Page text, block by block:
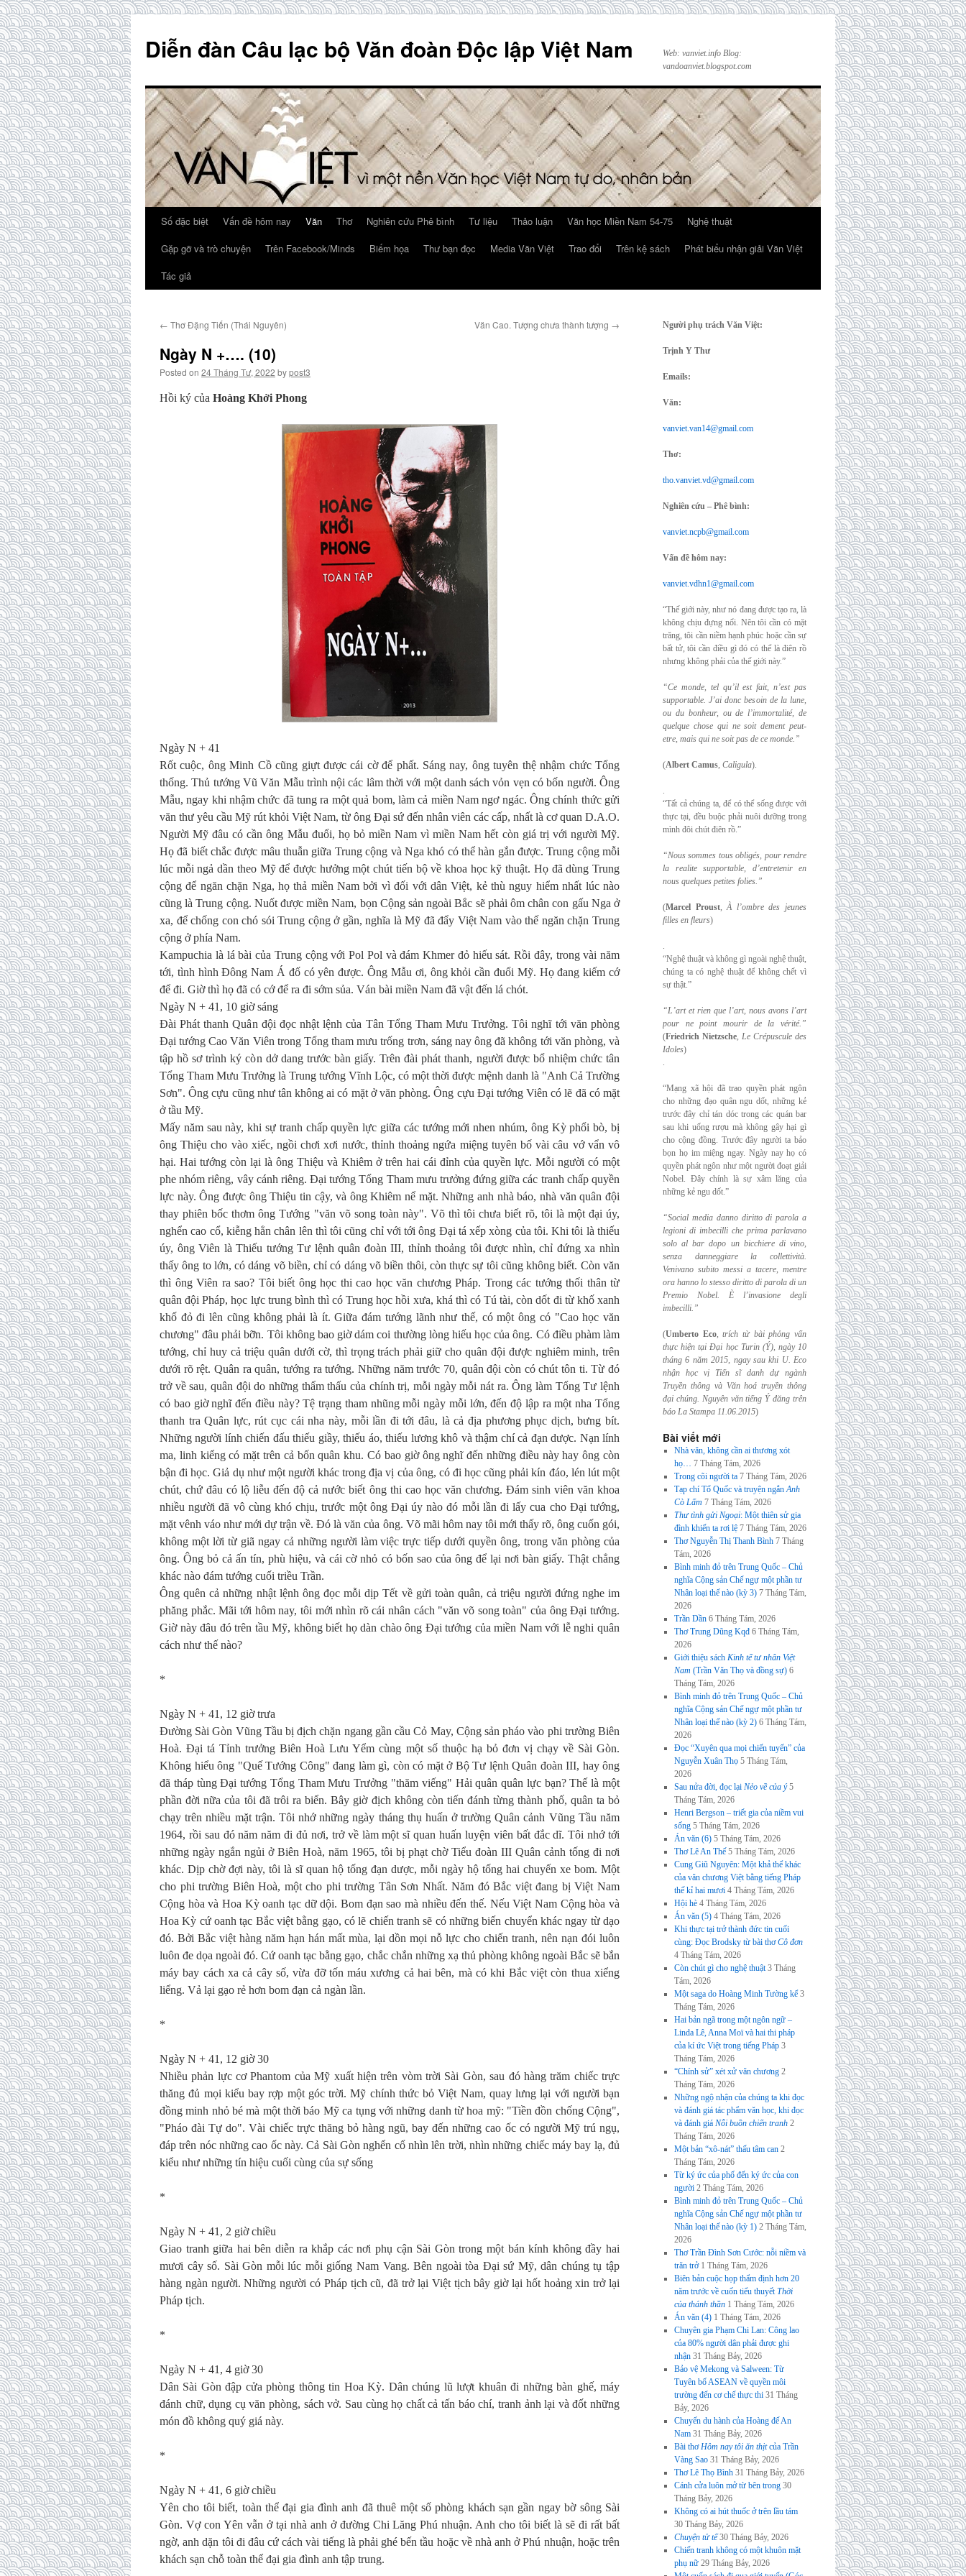
content
Diễn đàn Câu lạc bộ Văn đoàn Độc lập Việt Nam
Web: vanviet.info Blog:
vandoanviet.blogspot.com
Số đặc biệt Vấn đề hôm nay Văn Thơ Nghiên cứu Phê bình Tư liệu Thảo luận Văn học Miền Nam 54-75
Nghệ thuật
Gặp gỡ và trò chuyện
Trên Facebook/Minds Biếm họa Thư bạn đọc Media Văn Việt Trao đổi Trên kệ sách
Phát biểu nhận giải Văn Việt
Tác giả
← Thơ Đặng Tiến (Thái Nguyên) Văn Cao. Tượng chưa thành tượng →
Ngày N +…. (10)
Posted on 24 Tháng Tư, 2022 bypost3
Hồi ký của Hoàng Khởi Phong
Ngày N + 41
Rốt cuộc, ông Minh Cồ cũng giựt được cái cờ để phất. Sáng nay, ông tuyên thệ nhậm chức Tổng
thống. Thủ tướng Vũ Văn Mẫu trình nội các lâm thời với một danh sách vỏn vẹn có bốn người. Ông
Mẫu, ngay khi nhậm chức đã tung ra một quả bom, làm cả miền Nam ngơ ngác. Ông chính thức gửi
văn thư yêu cầu Mỹ rút khỏi Việt Nam, từ ông Đại sứ đến nhân viên các cấp, nhất là cơ quan D.A.O.
Người Mỹ đâu có cần ông Mẫu đuổi, họ bỏ miền Nam vì miền Nam hết còn giá trị với người Mỹ.
Họ đã biết chắc được mâu thuẫn giữa Trung cộng và Nga khó có thể hàn gắn được. Trung cộng mỗi
lúc mỗi ngả dần theo Mỹ để được hưởng một chút tiến bộ về khoa học kỹ thuật. Họ đã dùng Trung
cộng để ngăn chặn Nga, họ thả miền Nam bởi vì đối với dân Việt, kẻ thù nguy hiểm nhất lúc nào
cũng là Trung cộng. Nuốt được miền Nam, bọn Cộng sản ngoài Bắc sẽ phải ôm chân con gấu Nga ở
xa, để chống con chó sói Trung cộng ở gần, nghĩa là Mỹ đã đẩy Việt Nam vào thế ngăn chặn Trung
cộng ở phía Nam.
Kampuchia là lá bài của Trung cộng với Pol Pol và đám Khmer đỏ hiếu sát. Rồi đây, trong vài năm
tới, tình hình Đông Nam Á đố có yên được. Ông Mẫu ơi, ông khỏi cần đuổi Mỹ. Họ đang kiếm cớ
để đi. Giờ thì họ đã có cớ để ra đi sớm sủa. Ván bài miền Nam đã vật đến lá chót.
Ngày N + 41, 10 giờ sáng
Đài Phát thanh Quân đội đọc nhật lệnh của Tân Tổng Tham Mưu Trưởng. Tôi nghĩ tới văn phòng
Đại tướng Cao Văn Viên trong Tổng tham mưu trống trơn, sáng nay ông đã không tới văn phòng, và
tập hồ sơ trình ký còn dở dang trước bàn giấy. Trên đài phát thanh, người được bổ nhiệm chức tân
Tổng Tham Mưu Trưởng là Trung tướng Vĩnh Lộc, có một thời được mệnh danh là "Anh Cả Trường
Sơn". Ông cựu cũng như tân không ai có mặt ở văn phòng. Ông cựu Đại tướng Viên có lẽ đã có mặt
ở tầu Mỹ.
Mấy năm sau này, khi sự tranh chấp quyền lực giữa các tướng mới nhen nhúm, ông Kỳ phổi bò, bị
ông Thiệu cho vào xiếc, ngồi chơi xơi nước, thỉnh thoảng ngứa miệng tuyên bố vài câu vớ vẩn vô
hại. Hai tướng còn lại là ông Thiệu và Khiêm ở trên hai cái đỉnh của quyền lực. Mỗi người có một
phe nhóm riêng, vây cánh riêng. Đại tướng Tổng Tham mưu trưởng đứng giữa các tranh chấp quyền
lực này. Ông được ông Thiệu tin cậy, và ông Khiêm nể mặt. Những anh nhà báo, nhà văn quân đội
thay phiên bốc thơm ông Tướng "văn võ song toàn này". Võ thì tôi chưa biết rõ, tôi là một đại úy,
nghển cao cổ, kiễng hẳn chân lên thì tôi cũng chỉ với tới ông Đại tá xếp xòng của tôi. Khi tôi là thiếu
úy, ông Viên là Thiếu tướng Tư lệnh quân đoàn III, thỉnh thoảng tôi được nhìn, chỉ đứng xa nhìn
thấy ông to lớn, có dáng võ biền, chỉ có dáng võ biền thôi, còn thực sự tôi cũng không biết. Còn văn
thì ông Viên ra sao? Tôi biết ông học thi cao học văn chương Pháp. Trong các tướng thối thân từ
quân đội Pháp, học lực trung bình thì có Trung học hồi xưa, khá thì có Tú tài, còn dốt đi từ khố xanh
khố đỏ đi lên cũng không phải là ít. Giữa đám tướng lãnh như thế, có một ông có "Cao học văn
chương" đâu phải bỡn. Tôi không bao giờ dám coi thường lòng hiếu học của ông. Có điều phàm làm
tướng, chỉ huy cả triệu quân dưới cờ, thì trọng trách phải giữ cho quân đội được nghiêm minh, trên
dưới rõ rệt. Quân ra quân, tướng ra tướng. Những năm trước 70, quân đội còn có chút tôn ti. Từ đó
trở về sau, quân đội do những thẩm thấu của chính trị, mỗi ngày mỗi nát ra. Ông làm Tổng Tư lệnh
có bao giờ nghĩ đến điều này? Tệ trạng tham nhũng mỗi ngày mỗi lớn, đến độ lập ra một nha Tổng
thanh tra Quân lực, rút cục cái nha này, mỗi lần đi tới đâu, là cả địa phương phục dịch, bưng bít.
Những người lính chiến đấu thiếu giầy, thiếu áo, thiếu lương khô và thậm chí cả đạn dược. Nạn lính
ma, linh kiểng có mặt trên cả bốn quân khu. Có bao giờ ông nghĩ đến những điều này hay ông còn
bận đi học. Giả dụ như một người khác trong địa vị của ông, có đi học cũng phải kín đáo, lén lút một
chút, chứ đâu có lộ liễu đến độ cả nước biết ông thi cao học văn chương. Đám sinh viên văn khoa
nhiều người đã vô cùng khó chịu, trước một ông Đại úy nào đó mỗi lần đi lấy cua cho Đại tướng,
mặt vênh váo như mới dự trận về. Đó là văn của ông. Võ mãi hôm nay tôi mới thấy rõ, ông cuốn gói,
không một lời từ giã ngay cả những người làm việc trực tiếp dưới quyền ông, trong văn phòng của
ông. Ông bỏ cả ấn tín, phù hiệu, và cái cờ nhỏ có bốn sao của ông để lại nơi bàn giấy. Thật chẳng
khác nào đám tướng cuối triều Trần.
Ông quên cả những nhật lệnh ông đọc mỗi dịp Tết về gửi toàn quân, cả triệu người đứng nghe im
phăng phắc. Mãi tới hôm nay, tôi mới nhìn rõ cái nhân cách "văn võ song toàn" của ông Đại tướng.
Giờ này đâu đó trên tầu Mỹ, không biết họ dàn chào ông Đại tướng của miền Nam với lễ nghi quân
cách như thế nào?
*
Ngày N + 41, 12 giờ trưa
Đường Sài Gòn Vũng Tầu bị địch chặn ngang gần cầu Cỏ May, Cộng sản pháo vào phi trường Biên
Hoà. Đại tá Tỉnh trưởng Biên Hoà Lưu Yểm cùng một số thuộc hạ bỏ đơn vị chạy về Sài Gòn.
Không hiểu ông "Quế Tướng Công" đang làm gì, còn có mặt ở Bộ Tư lệnh Quân đoàn III, hay ông
đã tháp tùng Đại tướng Tổng Tham Mưu Trưởng "thăm viếng" Hải quân quân lực bạn? Thế là một
phần đời nữa của tôi đã trôi ra biển. Bây giờ địch không còn tiến đánh từng thành phố, quân ta bỏ
chạy trên nhiều mặt trận. Tôi nhớ những ngày tháng thụ huấn ở trường Quân cảnh Vũng Tầu năm
1964, rồi sau đó năm năm đi đủ nơi, trở về làm một sĩ quan huấn luyện viên bất đắc dĩ. Tôi nhớ tới
những ngày ngắn ngủi ở Biên Hoà, năm 1965, tôi bị phạt chờ Tiểu đoàn III Quân cảnh tống đi nơi
khác. Dịp chờ đợi này, tôi là sĩ quan hộ tống đạn dược, mỗi ngày hộ tống hai chuyến xe bom. Một
cho phi trường Biên Hoà, một cho phi trường Tân Sơn Nhất. Năm đó Bắc việt đang bị Việt Nam
Cộng hòa và Hoa Kỳ oanh tạc dữ dội. Bom đạn sao mà nhiều đến thế. Nếu Việt Nam Cộng hòa và
Hoa Kỳ cứ oanh tạc Bắc việt bằng gạo, có lẽ chiến tranh sẽ có những biến chuyển khác ngay từ dạo
đó. Bởi Bắc việt hàng năm hạn hán mất mùa, lại dồn mọi nỗ lực cho chiến tranh, nên nạn đói luôn
luôn đe dọa ngoài đó. Cứ oanh tạc bằng gạo, chắc chắn những xạ thủ phòng không ngoài Bắc sẽ bắn
máy bay cách xa cả cây số, vừa đỡ tốn máu xương cả hai bên, mà có khi Bắc việt còn thua xiểng
liểng. Vả lại gạo rẻ hơn bom đạn cả ngàn lần.
*
Ngày N + 41, 12 giờ 30
Nhiều phản lực cơ Phantom của Mỹ xuất hiện trên vòm trời Sài Gòn, sau đó hàng trăm chiếc trực
thăng đủ mọi kiểu bay rợp một góc trời. Mỹ chính thức bỏ Việt Nam, quay lưng lại với người bạn
đồng minh nhỏ bé mà một thời báo Mỹ ca tụng với những danh từ hoa mỹ: "Tiền đồn chống Cộng",
"Pháo đài Tự do". Vài chiếc trực thăng bỏ hàng ngũ, bay đến những cao ốc có người Mỹ trú ngụ,
đáp trên nóc những cao ốc này. Cả Sài Gòn nghển cổ nhìn lên trời, nhìn những chiếc máy bay lạ, đủ
kiểu như những tín hiệu cuối cùng của sự sống
*
Ngày N + 41, 2 giờ chiều
Giao tranh giữa hai bên diễn ra khắp các nơi phụ cận Sài Gòn trong một bán kính không đầy hai
mươi cây số. Sài Gòn mỗi lúc mỗi giống Nam Vang. Bên ngoài tòa Đại sứ Mỹ, dân chúng tụ tập
hàng ngàn người. Những người có Pháp tịch cũ, đã trở lại Việt tịch bây giờ lại hốt hoảng xin trở lại
Pháp tịch.
*
Ngày N + 41, 4 giờ 30
Dân Sài Gòn đập cửa phòng thông tin Hoa Kỳ. Dân chúng lũ lượt khuân đi những bàn ghế, máy
đánh chữ, dụng cụ văn phòng, sách vở. Sau cùng họ chất cả tấn báo chí, tranh ảnh lại và đốt những
món đồ không quý giá này.
*
Ngày N + 41, 6 giờ chiều
Yên cho tôi biết, toàn thể đại gia đình anh đã thuê một số phòng khách sạn gần ngay bờ sông Sài
Gòn. Vợ con Yên vẫn ở tại nhà anh ở đường Chi Lăng Phú nhuận. Anh cho tôi biết là sẽ đi rất bất
ngờ, anh dặn tôi đi đâu cứ cách vài tiếng là phải ghé bến tầu hoặc về nhà anh ở Phú nhuận, hoặc trên
khách sạn chỗ toàn thể đại gia đình anh tập trung.
Người phụ trách Văn Việt:
Trịnh Y Thư
Emails:
Văn:
vanviet.van14@gmail.com
Thơ:
tho.vanviet.vd@gmail.com
Nghiên cứu – Phê bình:
vanviet.ncpb@gmail.com
Vấn đề hôm nay:
vanviet.vdhn1@gmail.com
“Thế giới này, như nó đang được tạo ra, là
không chịu đựng nổi. Nên tôi cần có mặt
trăng, tôi cần niềm hạnh phúc hoặc cần sự
bất tử, tôi cần điều gì đó có thể là điên rồ
nhưng không phải của thế giới này.”
“Ce monde, tel qu’il est fait, n’est pas
supportable. J’ai donc besoin de la lune,
ou du bonheur, ou de l’immortalité, de
quelque chose qui ne soit dement peut-
etre, mais qui ne soit pas de ce monde.”
(Albert Camus, Caligula).
.
“Tất cả chúng ta, để có thể sống được với
thực tại, đều buộc phải nuôi dưỡng trong
mình đôi chút điên rồ.”
“Nous sommes tous obligés, pour rendre
la realite supportable, d’entretenir en
nous quelques petites folies.”
(Marcel Proust,À l’ombre des jeunes
filles en fleurs)
.
“Nghệ thuật và không gì ngoài nghệ thuật,
chúng ta có nghệ thuật để không chết vì
sự thật.”
“L’art et rien que l’art, nous avons l’art
pour ne point mourir de la vérité.”
(Friedrich Nietzsche, Le Crépuscule des
Idoles)
.
“Mạng xã hội đã trao quyền phát ngôn
cho những đạo quân ngu dốt, những kẻ
trước đây chỉ tán dóc trong các quán bar
sau khi uống rượu mà không gây hại gì
cho cộng đồng. Trước đây người ta bảo
bọn họ im miệng ngay. Ngày nay họ có
quyền phát ngôn như một người đoạt giải
Nobel. Đây chính là sự xâm lăng của
những kẻ ngu dốt.”
“Social media danno diritto di parola a
legioni di imbecilli che prima parlavano
solo albar dopo un bicchiere di vino,
senza danneggiare la collettività.
Venivano subito messi a tacere, mentre
ora hanno lo stesso diritto di parola di un
Premio Nobel. È l’invasione degli
imbecilli.”
(Umberto Eco,trích từ bài phỏng vấn
thực hiện tại Đại học Turin (Ý), ngày 10
tháng 6 năm 2015, ngay sau khi U. Eco
nhận học vị Tiến sĩ danh dự ngành
Truyền thông và Văn hoá truyền thông
đại chúng. Nguyên văn tiếng Ý đăng trên
báo La Stampa 11.06.2015)
Bài viết mới
Nhà văn, không cần ai thương xót
họ… 7 Tháng Tám, 2026
Trong cõi người ta 7 Tháng Tám, 2026
Tạp chí Tổ Quốc và truyện ngắnAnh
Cò Lấm 7 Tháng Tám, 2026
Thư tình gửi Ngoại: Một thiên sử gia
đình khiến ta rơi lệ 7 Tháng Tám, 2026
Thơ Nguyễn Thị Thanh Bình 7 Tháng
Tám, 2026
Bình minh đỏ trên Trung Quốc – Chủ
nghĩa Cộng sản Chế ngự một phần tư
Nhân loại thế nào (kỳ 3) 7 Tháng Tám,
2026
Trần Dần 6 Tháng Tám, 2026
Thơ Trung Dũng Kqđ 6 Tháng Tám,
2026
Giới thiệu sách Kinh tế tư nhân Việt
Nam (Trần Văn Thọ và đồng sự) 6
Tháng Tám, 2026
Bình minh đỏ trên Trung Quốc – Chủ
nghĩa Cộng sản Chế ngự một phần tư
Nhân loại thế nào (kỳ 2) 6 Tháng Tám,
2026
Đọc “Xuyên qua mọi chiến tuyến” của
Nguyễn Xuân Thọ 5 Tháng Tám,
2026
Sau nửa đời, đọc lại Nẻo về của ý 5
Tháng Tám, 2026
Henri Bergson – triết gia của niềm vui
sống 5 Tháng Tám, 2026
Án văn (6) 5 Tháng Tám, 2026
Thơ Lê An Thế 5 Tháng Tám, 2026
Cung Giũ Nguyên: Một khả thể khác
của văn chương Việt bằng tiếng Pháp
thế kỉ hai mươi 4 Tháng Tám, 2026
Hội hè 4 Tháng Tám, 2026
Án văn (5) 4 Tháng Tám, 2026
Khi thực tại trở thành đức tin cuối
cùng: Đọc Brodsky từ bài thơCô đơn
4 Tháng Tám, 2026
Còn chút gì cho nghệ thuật 3 Tháng
Tám, 2026
Một saga do Hoàng Minh Tường kể 3
Tháng Tám, 2026
Hai bản ngã trong một ngôn ngữ –
Linda Lê, Anna Moï và hai thi pháp
của kí ức Việt trong tiếng Pháp 3
Tháng Tám, 2026
“Chính sử” xét xử văn chương 2
Tháng Tám, 2026
Những ngộ nhận của chúng ta khi đọc
và đánh giá tác phẩm văn học, khi đọc
và đánh giá Nỗi buồn chiến tranh 2
Tháng Tám, 2026
Một bản “xô-nát” thấu tâm can 2
Tháng Tám, 2026
Từ ký ức của phố đến ký ức của con
người 2 Tháng Tám, 2026
Bình minh đỏ trên Trung Quốc – Chủ
nghĩa Cộng sản Chế ngự một phần tư
Nhân loại thế nào (kỳ 1) 2 Tháng Tám,
2026
Thơ Trần Đình Sơn Cước: nỗi niềm và
trăn trở 1 Tháng Tám, 2026
Biên bản cuộc họp thẩm định hơn 20
năm trước về cuốn tiểu thuyếtThời
của thánh thần 1 Tháng Tám, 2026
Án văn (4) 1 Tháng Tám, 2026
Chuyên gia Phạm Chi Lan: Công lao
của 80% người dân phải được ghi
nhận 31 Tháng Bảy, 2026
Bảo vệ Mekong và Salween: Từ
Tuyên bố ASEAN về quyền môi
trường đến cơ chế thực thi 31 Tháng
Bảy, 2026
Chuyến du hành của Hoàng đế An
Nam 31 Tháng Bảy, 2026
Bài thơHôm nay tôi ăn thịtcủa Trần
Vàng Sao 31 Tháng Bảy, 2026
Thơ Lê Thọ Bình 31 Tháng Bảy, 2026
Cánh cửa luôn mở từ bên trong 30
Tháng Bảy, 2026
Không có ai hút thuốc ở trên lầu tám
30 Tháng Bảy, 2026
Chuyện tử tế 30 Tháng Bảy, 2026
Chiến tranh không có một khuôn mặt
phụ nữ 29 Tháng Bảy, 2026